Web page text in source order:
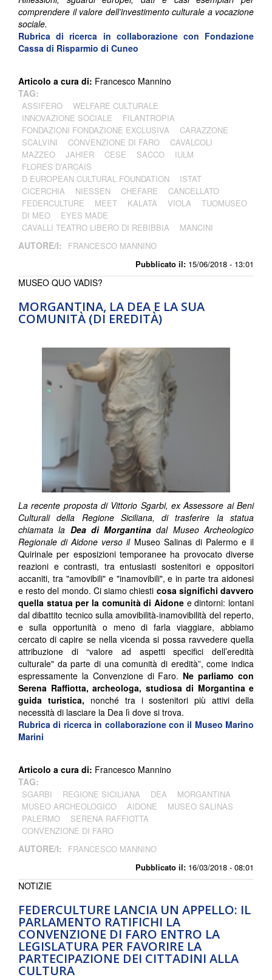
Pubblicato il: 15/06/2018 - 13:01
comprendere il valore dell’investimento culturale a vocazione
sociale.
Rubrica di ricerca in collaborazione con Fondazione
Cassa di Risparmio di Cuneo
Articolo a cura di: Francesco Mannino
TAG:
ASSIFERO
WELFARE CULTURALE
INNOVAZIONE SOCIALE
FILANTROPIA
FONDAZIONI FONDAZIONE EXCLUSIVA
CARAZZONE
SCALVINI
CONVENZIONE DI FARO
CAVALCOLI
MAZZEO
JAHIER CESE SACCO
IULM
FLORES D’ARCAIS
D EUROPEAN CULTURAL FOUNDATION
ISTAT
CICERCHIA
NIESSEN CHEFARE
CANCELLATO
FEDERCULTURE
MEET KALATÀ VIOLA
TUOMUSEO
DI MEO
EYES MADE
CAVALLI TEATRO LIBERO DI REBIBBIA
MANCINI
AUTORE/I: FRANCESCO MANNINO
MORGANTINA, LA DEA E LA SUA
COMUNITÀ (DI EREDITÀ)
Pubblicato il: 16/03/2018 - 08:01
MUSEO QUO VADIS?
La recente proposta di Vittorio Sgarbi, ex Assessore ai Beni
Culturali della Regione Siciliana, di trasferire la statua
chiamata la Dea di Morgantina dal Museo Archeologico
Regionale di Aidone verso il Museo Salinas di Palermo e il
Quirinale per esposizioni temporanee ha provocato diverse
reazioni e contrasti, tra entusiasti sostenitori e oppositori
accaniti, tra "amovibili" e "inamovibili", e in parte tra aidonesi
e resto del mondo. Ci siamo chiesti cosa significhi davvero
quella statua per la comunità di Aidone e dintorni: lontani
dal dibattito tecnico sulla amovibilità-inamovibilità del reperto,
e sulla opportunità o meno di farla viaggiare, abbiamo
cercato di capire se nella vicenda si possa ravvedere quella
attribuzione di “valore ad aspetti specifici dell’eredità
culturale" da parte di una comunità di eredità”, come indica
espressamente la Convenzione di Faro. Ne parliamo con
Serena Raffiotta, archeologa, studiosa di Morgantina e
guida turistica, nonché tra i sostenitori più attivi della
necessità di lasciare la Dea lì dove si trova.
Rubrica di ricerca in collaborazione con il Museo Marino
Marini
Articolo a cura di: Francesco Mannino
TAG:
SGARBI REGIONE SICILIANA DEA
MORGANTINA
MUSEO ARCHEOLOGICO
AIDONE
MUSEO SALINAS
PALERMO
SERENA RAFFIOTTA
CONVENZIONE DI FARO
AUTORE/I: FRANCESCO MANNINO
FEDERCULTURE LANCIA UN APPELLO: IL
PARLAMENTO RATIFICHI LA
CONVENZIONE DI FARO ENTRO LA
LEGISLATURA PER FAVORIRE LA
PARTECIPAZIONE DEI CITTADINI ALLA
CULTURA
NOTIZIE